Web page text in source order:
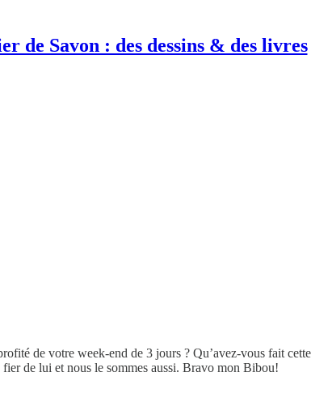
de Savon : des dessins & des livres
de votre week-end de 3 jours ? Qu’avez-vous fait
de lui et nous le sommes aussi. Bravo mon Bibou!